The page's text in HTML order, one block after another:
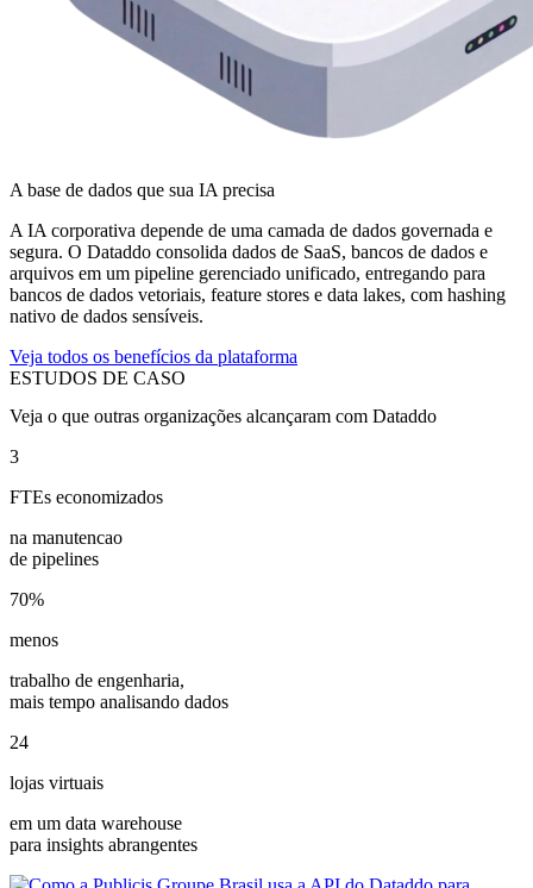
A base de dados que sua IA precisa
A IA corporativa depende de uma camada de dados governada e
segura. O Dataddo consolida dados de SaaS, bancos de dados e
arquivos em um pipeline gerenciado unificado, entregando para
bancos de dados vetoriais, feature stores e data lakes, com hashing
nativo de dados sensíveis.
Veja todos os benefícios da plataforma
ESTUDOS DE CASO
Veja o que outras organizações alcançaram com Dataddo
3
FTEs economizados
na manutencao
de pipelines
70%
menos
trabalho de engenharia,
mais tempo analisando dados
24
lojas virtuais
em um data warehouse
para insights abrangentes